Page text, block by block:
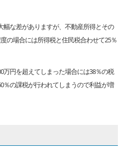
な差がありますが、不動産所得とその
の場合には所得税と住民税合わせて25％
万円を超えてしまった場合には38％の税
の課税が行われてしまうので利益が増